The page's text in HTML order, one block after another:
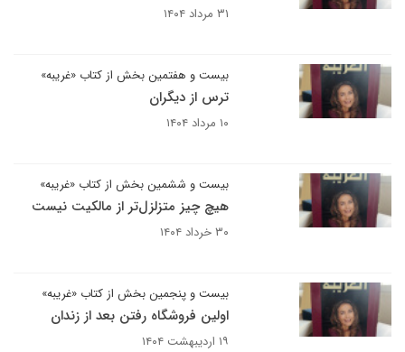
۳۱ مرداد ۱۴۰۴
بیست و هفتمین بخش از کتاب «غریبه»
ترس از دیگران
۱۰ مرداد ۱۴۰۴
بیست و ششمین بخش از کتاب «غریبه»
هیچ چیز متزلزل‌تر از مالکیت نیست
۳۰ خرداد ۱۴۰۴
بیست و پنجمین بخش از کتاب «غریبه»
اولین فروشگاه رفتن بعد از زندان
۱۹ اردیبهشت ۱۴۰۴